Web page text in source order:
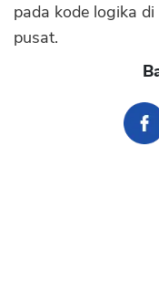
pada kode logika
pusat.